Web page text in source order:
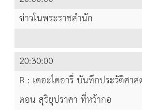
ข่าวในพระราชสำนัก
20:30:00
R : เดอะไดอารี่ บันทึกประวัติศา
ตอน สุริยุปราคา ที่หว้ากอ